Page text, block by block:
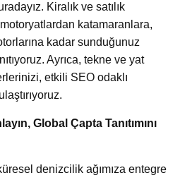
Kiralık ve satılık
katamaranlara,
kadar sunduğunuz
Ayrıca, tekne ve yat
etkili SEO odaklı
Global Çapta Tanıtımını
denizcilik ağımıza entegre